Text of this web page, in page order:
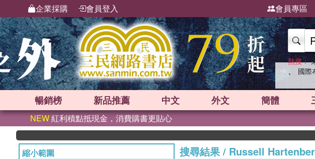
企業採購 會員登入 會員專區
熱搜：
、 國際
暢銷榜 新品推薦 中文 外文 簡體
NEW紅利積點抵現金，消費購書更貼心
縮小範圍
搜尋結果/ Russell